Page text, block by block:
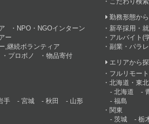
NPO・NGOインターン
ー
,継続ボランティア
プロボノ 物品寄付
手 宮城 秋田
山形
勤務形態か
新卒採用・
アルバイト(
副業・パラ
エリアから
フルリモート
北海道・東北
北海道
福島
関東
茨城
栃